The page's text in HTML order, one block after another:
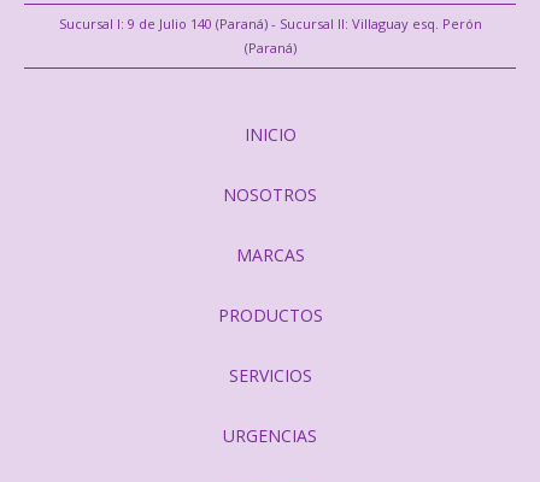
Sucursal I: 9 de Julio 140 (Paraná) - Sucursal II: Villaguay esq. Perón
(Paraná)
INICIO
NOSOTROS
MARCAS
PRODUCTOS
SERVICIOS
URGENCIAS